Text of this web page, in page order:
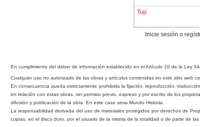
Top
Inicie sesión o
En cumplimiento del deber de información establecido en el Artículo 10 de la Ley
Cualquier uso no autorizado de las obras y artículos contenidas en este sitio web
En consecuencia queda estrictamente prohibida la fijación, reproducción,
en relación con estas obras, sin permiso previo, expreso y por escrito de los
difusión y publicación de la obra. En este caso seria Mundo Historia.
La responsabilidad derivada del uso de materiales protegidos por derechos de
copias, en el disco duro, por el usuario de la misma de la totalidad o de parte de las